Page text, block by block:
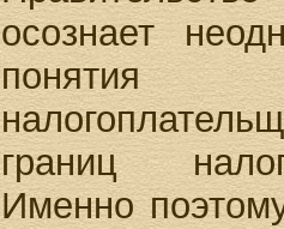
осознает
понятия
границ
Именно